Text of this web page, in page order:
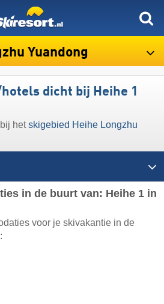
Yuandong
dicht bij Heihe 1
hetskigebied Heihe Longzhu
in de buurt van: Heihe 1 in
voor je skivakantie in de